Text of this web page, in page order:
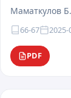
Маматкулов
66-67 2025-
PDF